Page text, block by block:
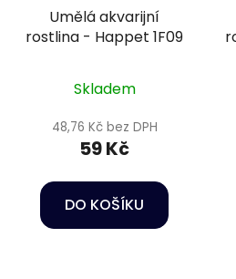
Umělá akvarijní
rostlina - Happet 1F09
Skladem
48,76 Kč bez DPH
59 Kč
DO KOŠÍKU